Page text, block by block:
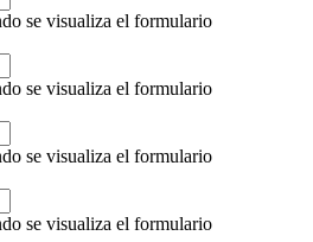
se visualiza el formulario
se visualiza el formulario
se visualiza el formulario
se visualiza el formulario